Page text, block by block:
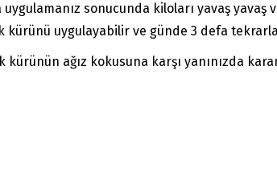
uygulamanız sonucunda kiloları yavaş
kürünü uygulayabilir ve günde 3 defa
kürünün ağız kokusuna karşı yanınızda